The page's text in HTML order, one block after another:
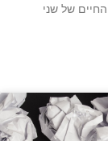
של שני